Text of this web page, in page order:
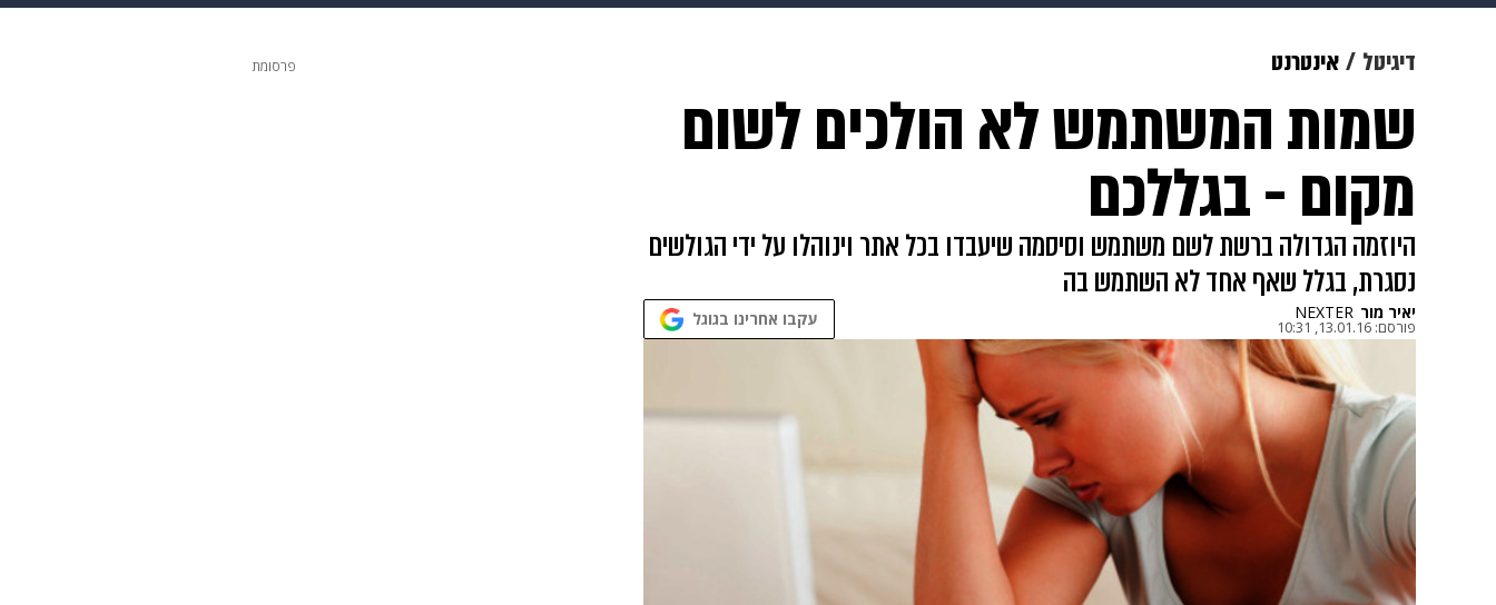
מוזיקה
גאווה ויוה משפט תשעה חודשים מתכונים פרויקטים מיוחדים
דיגיטל אינטרנט
שמות המשתמש לא הולכים לשום
מקום - בגללכם
היוזמה הגדולה ברשת לשם משתמש וסיסמה שיעבדו בכל אתר וינוהלו על ידי הגולשים
נסגרת, בגלל שאף אחד לא השתמש בה
יאיר מור NEXTER
פורסם: 13.01.16, 10:31 עקבו אחרינו בגוגל
פרסומת